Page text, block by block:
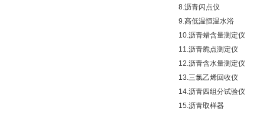
8.沥青闪点仪
9.高低温恒温水浴
10.沥青蜡含量测定仪
11.沥青脆点测定仪
12.沥青含水量测定仪
13.三氯乙烯回收仪
14.沥青四组分试验仪
15.沥青取样器